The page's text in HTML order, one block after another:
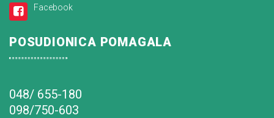
Facebook
POSUDIONICA POMAGALA
048/ 655-180
098/750-603